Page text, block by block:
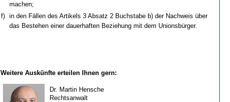
machen;
f)
in den Fällen des Artikels 3 Absatz 2 Buchstabe b) der Nachweis über
das Bestehen einer dauerhaften Beziehung mit dem Unionsbürger.
Weitere Auskünfte erteilen Ihnen gern:
Dr. Martin Hensche
Rechtsanwalt